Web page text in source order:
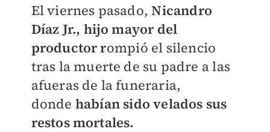
El viernes pasado,Nicandro
Díaz Jr., hijo mayor del
productor rompió el silencio
tras la muerte de su padre a las
afueras de la funeraria,
donde habían sido velados sus
restos mortales.